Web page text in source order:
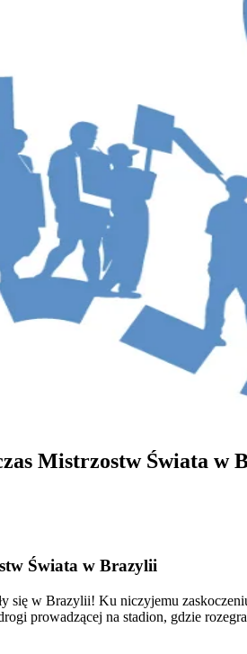
Mistrzostw Świata w
Świata w Brazylii
się w Brazylii! Ku niczyjemu
prowadzącej na stadion, gdzie